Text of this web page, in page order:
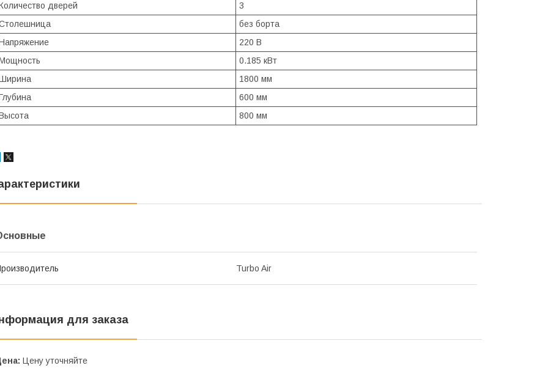
дверей
3
без борта
220 В
0.185 кВт
1800 мм
600 мм
800 мм
Turbo Air
для заказа
Цену уточняйте